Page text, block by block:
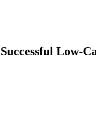
Low-